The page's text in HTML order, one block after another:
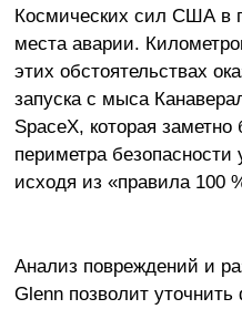
Космических сил США в
места аварии.
этих обстоятельствах
запуска с мыса
SpaceX, которая
периметра
исходя из «правила 100
Анализ повреждений и
Glenn позволит